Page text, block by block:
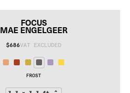
FOCUS
MAE ENGELGEER
$686VAT EXCLUDED
FROST